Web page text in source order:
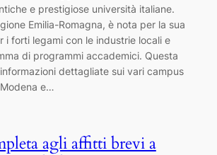
e prestigiose università italiane.
Emilia-Romagna, è nota per la sua
i forti legami con le industrie locali e
di programmi accademici. Questa
dettagliate sui vari campus
e…
agli affitti brevi a